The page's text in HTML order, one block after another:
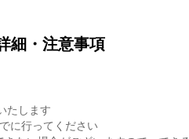
細・注意事項
たします
に行ってください